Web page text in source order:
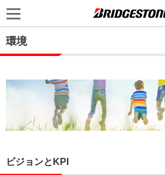
環境
ビジョンとKPI